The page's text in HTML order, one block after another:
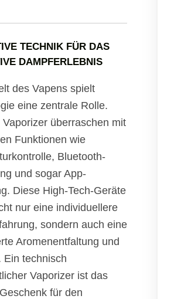
TECHNIK FÜR DAS
DAMPFERLEBNIS
des Vapens spielt
eine zentrale Rolle.
Vaporizer überraschen mit
Funktionen wie
Bluetooth-
und sogar App-
Diese High-Tech-Geräte
nur eine individuellere
sondern auch eine
Aromenentfaltung und
Ein technisch
Vaporizer ist das
für den